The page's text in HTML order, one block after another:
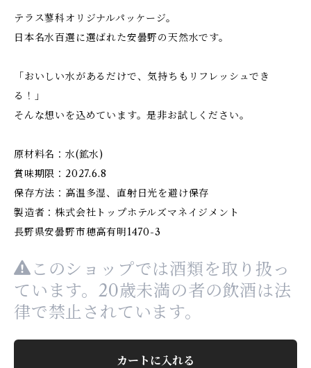
テラス蓼科オリジナルパッケージ。
日本名水百選に選ばれた安曇野の天然水です。
「おいしい水があるだけで、気持ちもリフレッシュでき
る！」
そんな想いを込めています。是非お試しください。
原材料名：水(鉱水)
賞味期限：2027.6.8
保存方法：高温多湿、直射日光を避け保存
製造者：株式会社トップホテルズマネイジメント
長野県安曇野市穂高有明1470-3
このショップでは酒類を取り扱っ
ています。20歳未満の者の飲酒は法
律で禁止されています。
カートに入れる